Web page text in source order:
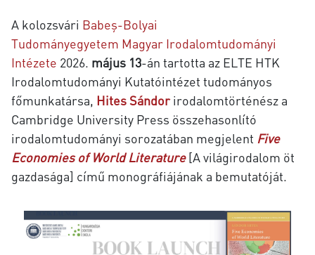
A kolozsvári Babeș-Bolyai
Tudományegyetem Magyar Irodalomtudományi
Intézete 2026. május 13-án tartotta az ELTE HTK
Irodalomtudományi Kutatóintézet tudományos
főmunkatársa, Hites Sándor irodalomtörténész a
Cambridge University Press összehasonlító
irodalomtudományi sorozatában megjelent Five
Economies of World Literature [A világirodalom öt
gazdasága] című monográfiájának a bemutatóját.